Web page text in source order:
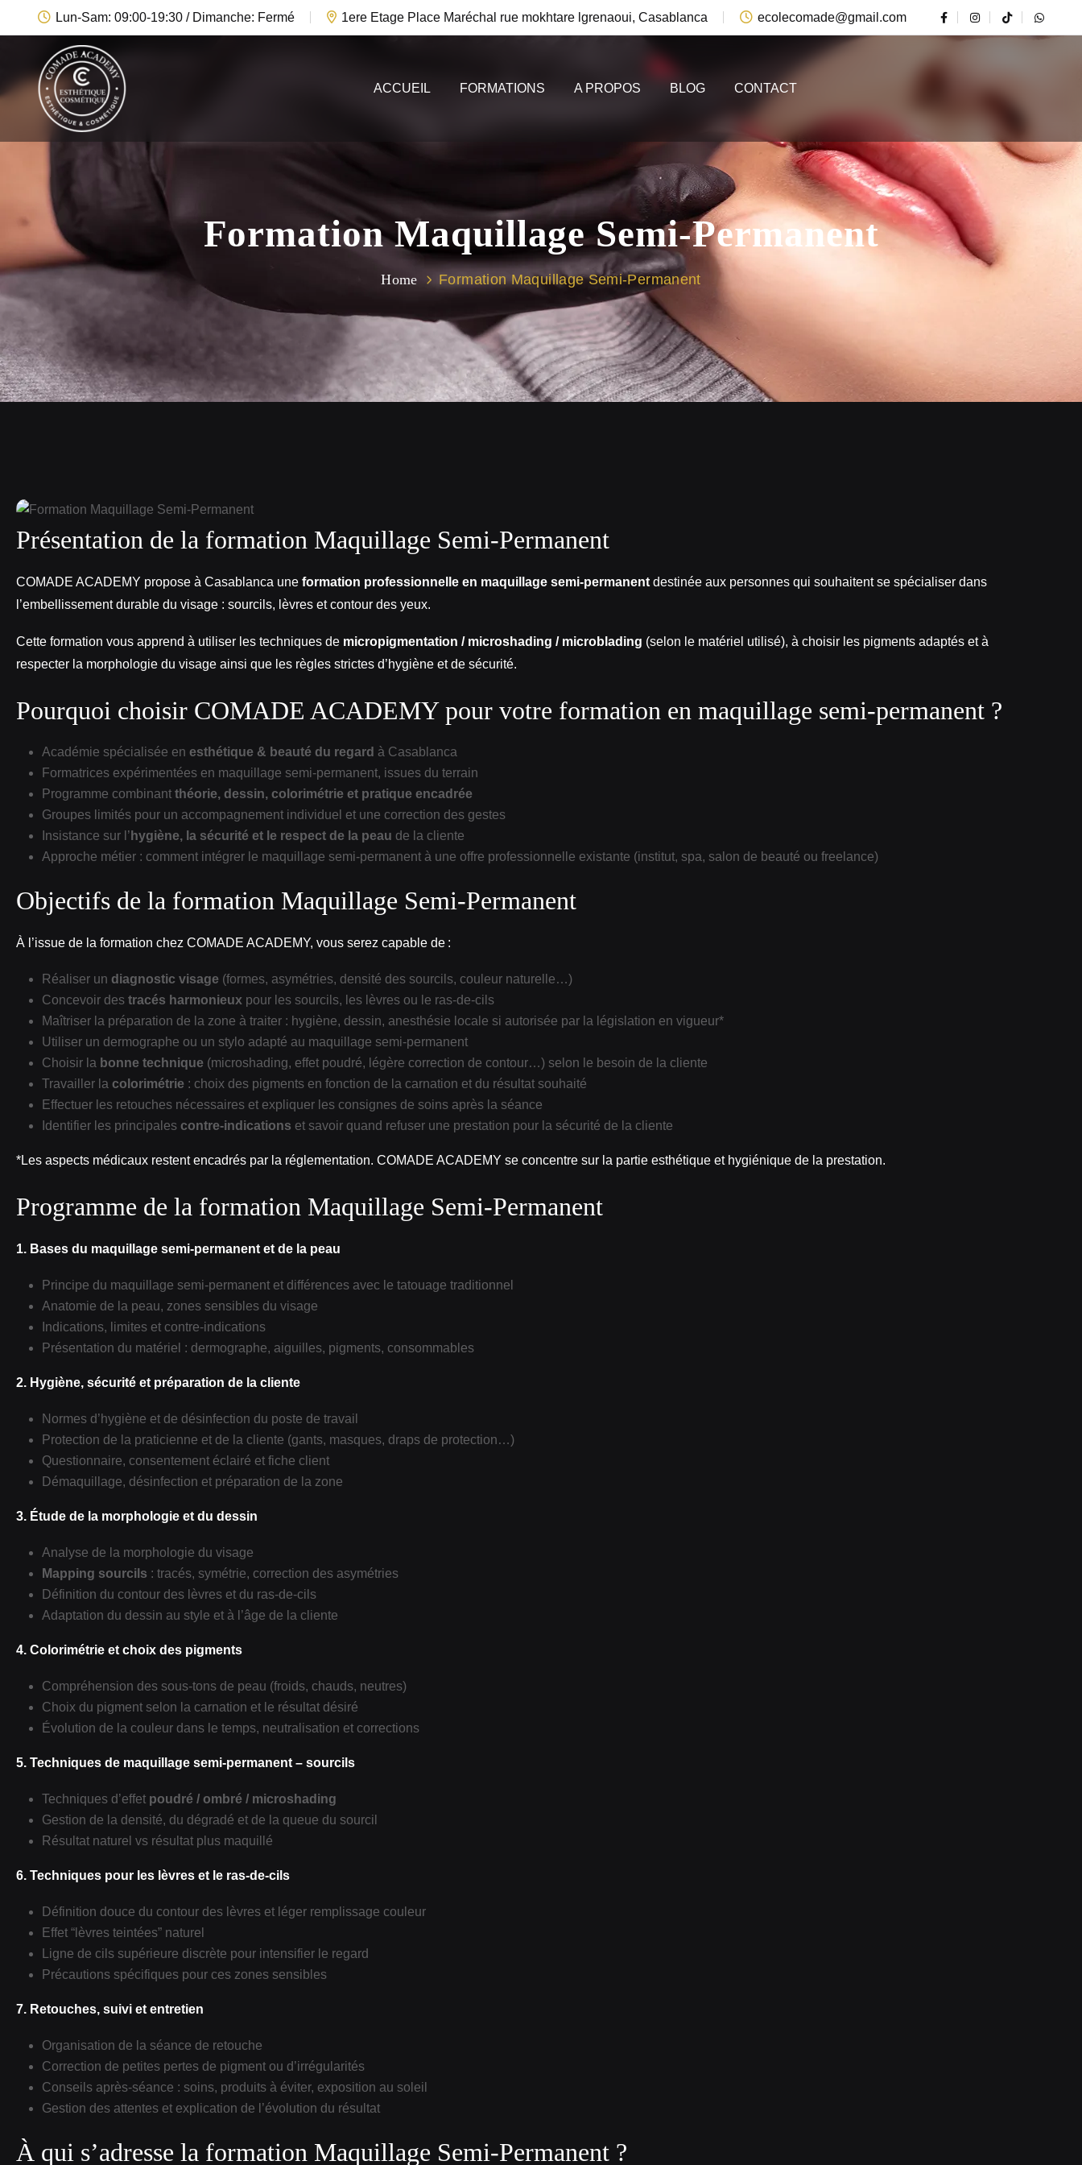
Lun-Sam: 09:00-19:30 / Dimanche: Fermé 1ere Etage Place Maréchal rue mokhtare lgrenaoui, Casablanca ecolecomade@gmail.com
ACCUEIL FORMATIONS A PROPOS BLOG CONTACT
Formation Maquillage Semi‑Permanent
Home Formation Maquillage Semi‑Permanent
Présentation de la formation Maquillage Semi‑Permanent
COMADE ACADEMY propose à Casablanca une formation professionnelle en maquillage semi‑permanent destinée aux personnes qui souhaitent se spécialiser dans
l’embellissement durable du visage : sourcils, lèvres et contour des yeux.
Cette formation vous apprend à utiliser les techniques de micropigmentation / microshading / microblading (selon le matériel utilisé), à choisir les pigments adaptés et à
respecter la morphologie du visage ainsi que les règles strictes d’hygiène et de sécurité.
Pourquoi choisir COMADE ACADEMY pour votre formation en maquillage semi‑permanent ?
Académie spécialisée en esthétique & beauté du regard à Casablanca
Formatrices expérimentées en maquillage semi‑permanent, issues du terrain
Programme combinant théorie, dessin, colorimétrie et pratique encadrée
Groupes limités pour un accompagnement individuel et une correction des gestes
Insistance sur l’ hygiène, la sécurité et le respect de la peau de la cliente
Approche métier : comment intégrer le maquillage semi‑permanent à une offre professionnelle existante (institut, spa, salon de beauté ou freelance)
Objectifs de la formation Maquillage Semi‑Permanent
À l’issue de la formation chez COMADE ACADEMY, vous serez capable de :
Réaliser un diagnostic visage (formes, asymétries, densité des sourcils, couleur naturelle…)
Concevoir des tracés harmonieux pour les sourcils, les lèvres ou le ras‑de‑cils
Maîtriser la préparation de la zone à traiter : hygiène, dessin, anesthésie locale si autorisée par la législation en vigueur*
Utiliser un dermographe ou un stylo adapté au maquillage semi‑permanent
Choisir la bonne technique (microshading, effet poudré, légère correction de contour…) selon le besoin de la cliente
Travailler la colorimétrie : choix des pigments en fonction de la carnation et du résultat souhaité
Effectuer les retouches nécessaires et expliquer les consignes de soins après la séance
Identifier les principales contre‑indications et savoir quand refuser une prestation pour la sécurité de la cliente
*Les aspects médicaux restent encadrés par la réglementation. COMADE ACADEMY se concentre sur la partie esthétique et hygiénique de la prestation.
Programme de la formation Maquillage Semi‑Permanent
1. Bases du maquillage semi‑permanent et de la peau
Principe du maquillage semi‑permanent et différences avec le tatouage traditionnel
Anatomie de la peau, zones sensibles du visage
Indications, limites et contre‑indications
Présentation du matériel : dermographe, aiguilles, pigments, consommables
2. Hygiène, sécurité et préparation de la cliente
Normes d’hygiène et de désinfection du poste de travail
Protection de la praticienne et de la cliente (gants, masques, draps de protection…)
Questionnaire, consentement éclairé et fiche client
Démaquillage, désinfection et préparation de la zone
3. Étude de la morphologie et du dessin
Analyse de la morphologie du visage
Mapping sourcils : tracés, symétrie, correction des asymétries
Définition du contour des lèvres et du ras‑de‑cils
Adaptation du dessin au style et à l’âge de la cliente
4. Colorimétrie et choix des pigments
Compréhension des sous‑tons de peau (froids, chauds, neutres)
Choix du pigment selon la carnation et le résultat désiré
Évolution de la couleur dans le temps, neutralisation et corrections
5. Techniques de maquillage semi‑permanent – sourcils
Techniques d’effet poudré / ombré / microshading
Gestion de la densité, du dégradé et de la queue du sourcil
Résultat naturel vs résultat plus maquillé
6. Techniques pour les lèvres et le ras‑de‑cils
Définition douce du contour des lèvres et léger remplissage couleur
Effet “lèvres teintées” naturel
Ligne de cils supérieure discrète pour intensifier le regard
Précautions spécifiques pour ces zones sensibles
7. Retouches, suivi et entretien
Organisation de la séance de retouche
Correction de petites pertes de pigment ou d’irrégularités
Conseils après‑séance : soins, produits à éviter, exposition au soleil
Gestion des attentes et explication de l’évolution du résultat
À qui s’adresse la formation Maquillage Semi‑Permanent ?